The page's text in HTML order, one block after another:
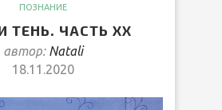
ПОЗНАНИЕ
ТЕНЬ. ЧАСТЬ ХХ
автор: Natali
18.11.2020